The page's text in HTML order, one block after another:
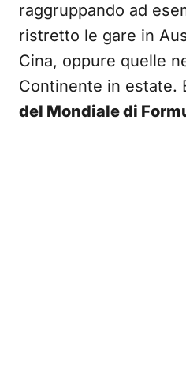
raggruppando ad
ristretto le gare in
Cina, oppure quelle
Continente in estate.
del Mondiale di